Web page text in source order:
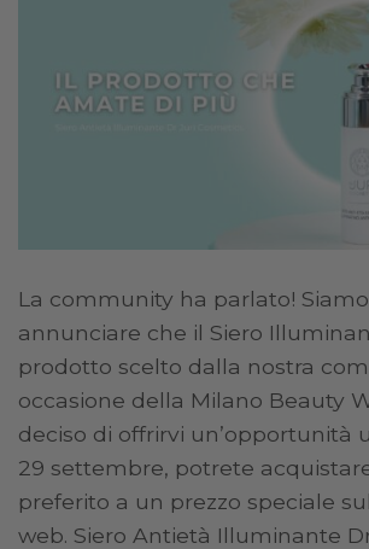
La community ha parlato!
annunciare che il Siero
prodotto scelto dalla nostra
occasione della Milano Beauty
deciso di offrirvi un’opportunità
29 settembre, potrete
preferito a un prezzo speciale
web. Siero Antietà Illuminante